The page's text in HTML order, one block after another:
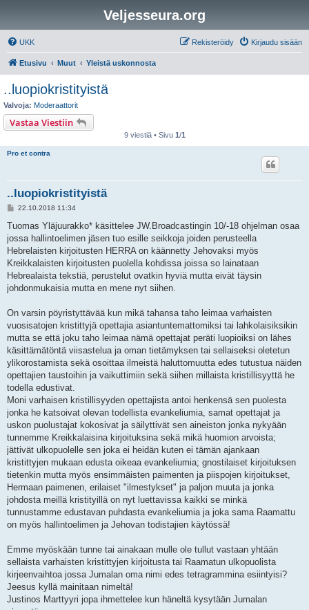
Veljesseura.org
UKK Kirjaudu sisään
Rekisteröidy
Etusivu Muut Yleistä uskonnosta
..luopiokristityistä
Valvoja: Moderaattorit
Vastaa Viestiin
9 viestiä • Sivu 1/1
Pro et contra
..luopiokristityistä
V
e
t
i
22.10.2018 11:34
Tuomas Yläjuurakko* käsittelee JW.Broadcastingin 10/-18 ohjelman osaa
jossa hallintoelimen jäsen tuo esille seikkoja joiden perusteella
Hebrelaisten kirjoitusten HERRA on käännetty Jehovaksi myös
Kreikkalaisten kirjoitusten puolella kohdissa joissa so lainataan
Hebrealaista tekstiä, perustelut ovatkin hyviä mutta eivät täysin
johdonmukaisia mutta en mene nyt siihen.
On varsin pöyristyttävää kun mikä tahansa taho leimaa varhaisten
vuosisatojen kristittyjä opettajia asiantuntemattomiksi tai lahkolaisiksikin
mutta se että joku taho leimaa nämä opettajat peräti luopioiksi on lähes
käsittämätöntä viisastelua ja oman tietämyksen tai sellaiseksi oletetun
ylikorostamista sekä osoittaa ilmeistä haluttomuutta edes tutustua näiden
opettajien taustoihin ja vaikuttimiin sekä siihen millaista kristillisyyttä he
todella edustivat.
Moni varhaisen kristillisyyden opettajista antoi henkensä sen puolesta
jonka he katsoivat olevan todellista evankeliumia, samat opettajat ja
uskon puolustajat kokosivat ja säilyttivät sen aineiston jonka nykyään
tunnemme Kreikkalaisina kirjoituksina sekä mikä huomion arvoista;
jättivät ulkopuolelle sen joka ei heidän kuten ei tämän ajankaan
kristittyjen mukaan edusta oikeaa evankeliumia; gnostilaiset kirjoituksen
tietenkin mutta myös ensimmäisten paimenten ja piispojen kirjoitukset,
Hermaan paimenen, erilaiset "ilmestykset" ja paljon muuta ja jonka
johdosta meillä kristityillä on nyt luettavissa kaikki se minkä
tunnustamme edustavan puhdasta evankeliumia ja joka sama Raamattu
on myös hallintoelimen ja Jehovan todistajien käytössä!
Emme myöskään tunne tai ainakaan mulle ole tullut vastaan yhtään
sellaista varhaisten kristittyjen kirjoitusta tai Raamatun ulkopuolista
kirjeenvaihtoa jossa Jumalan oma nimi edes tetragrammina esiintyisi?
Jeesus kyllä mainitaan nimeltä!
Justinos Marttyyri jopa ihmettelee kun häneltä kysytään Jumalan